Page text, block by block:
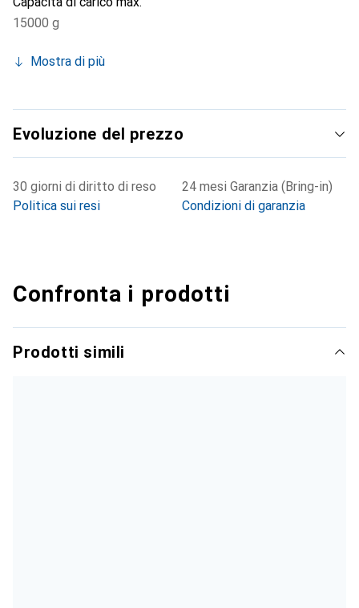
15000 g
Mostra di più
Evoluzione del prezzo
30 giorni di diritto di reso
Politica sui resi
24 mesi Garanzia (Bring-in)
Condizioni di garanzia
Confronta i prodotti
Prodotti simili